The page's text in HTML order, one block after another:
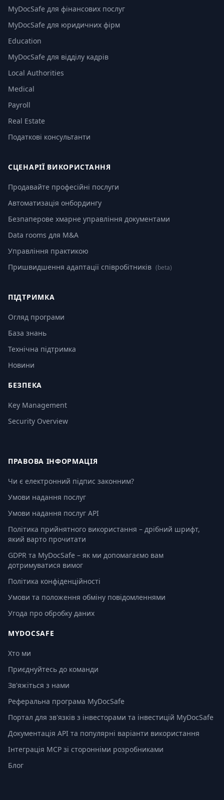
MyDocSafe для фінансових послуг
MyDocSafe для юридичних фірм
Education
MyDocSafe для відділу кадрів
Local Authorities
Medical
Payroll
Real Estate
Податкові консультанти
СЦЕНАРІЇ ВИКОРИСТАННЯ
Продавайте професійні послуги
Автоматизація онбордингу
Безпаперове хмарне управління документами
Data rooms для M&A
Управління практикою
Пришвидшення адаптації співробітників (beta)
ПІДТРИМКА
Огляд програми
База знань
Технічна підтримка
Новини
БЕЗПЕКА
Key Management
Security Overview
ПРАВОВА ІНФОРМАЦІЯ
Чи є електронний підпис законним?
Умови надання послуг
Умови надання послуг API
Політика прийнятного використання – дрібний шрифт,
який варто прочитати
GDPR та MyDocSafe – як ми допомагаємо вам
дотримуватися вимог
Політика конфіденційності
Умови та положення обміну повідомленнями
Угода про обробку даних
MYDOCSAFE
Хто ми
Приєднуйтесь до команди
Зв'яжіться з нами
Реферальна програма MyDocSafe
Портал для зв'язків з інвесторами та інвестицій MyDocSafe
Документація API та популярні варіанти використання
Інтеграція MCP зі сторонніми розробниками
Блог